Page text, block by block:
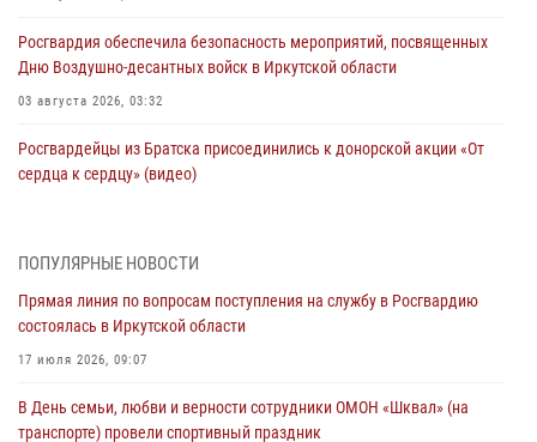
Росгвардия обеспечила безопасность мероприятий, посвященных
Дню Воздушно-десантных войск в Иркутской области
03 августа 2026, 03:32
Росгвардейцы из Братска присоединились к донорской акции «От
сердца к сердцу» (видео)
Сотрудники Росгвардии нашли и вернули родственникам
30 июля 2026, 07:37
Росгвардия передала на нужды СВО более 200 единиц оружия от
30 июля 2026, 06:13
ПОПУЛЯРНЫЕ НОВОСТИ
Прямая линия по вопросам поступления на службу в Росгвардию
состоялась в Иркутской области
17 июля 2026, 09:07
В День семьи, любви и верности сотрудники ОМОН «Шквал» (на
транспорте) провели спортивный праздник